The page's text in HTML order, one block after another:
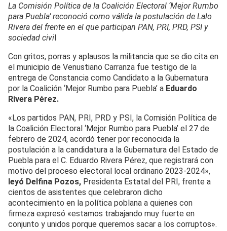
La Comisión Política de la Coalición Electoral ‘Mejor Rumbo
para Puebla’ reconoció como válida la postulación de Lalo
Rivera del frente en el que participan PAN, PRI, PRD, PSI y
sociedad civil
Con gritos, porras y aplausos la militancia que se dio cita en
el municipio de Venustiano Carranza fue testigo de la
entrega de Constancia como Candidato a la Gubernatura
por la Coalición ‘Mejor Rumbo para Puebla’ a Eduardo
Rivera Pérez.
«Los partidos PAN, PRI, PRD y PSI, la Comisión Política de
la Coalición Electoral ‘Mejor Rumbo para Puebla’ el 27 de
febrero de 2024, acordó tener por reconocida la
postulación a la candidatura a la Gubernatura del Estado de
Puebla para el C. Eduardo Rivera Pérez, que registrará con
motivo del proceso electoral local ordinario 2023-2024»,
leyó Delfina Pozos, Presidenta Estatal del PRI, frente a
cientos de asistentes que celebraron dicho
acontecimiento en la política poblana a quienes con
firmeza expresó «estamos trabajando muy fuerte en
conjunto y unidos porque queremos sacar a los corruptos».